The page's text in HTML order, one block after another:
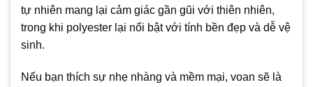
tự nhiên mang lại cảm giác gần gũi với thiên nhiên,
trong khi polyester lại nổi bật với tính bền đẹp và dễ vệ
sinh.
Nếu bạn thích sự nhẹ nhàng và mềm mại, voan sẽ là